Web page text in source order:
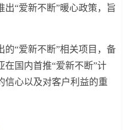
“爱新不断”暖心政策，旨
的“爱新不断”相关项目，备
在国内首推“爱新不断”计
信心以及对客户利益的重